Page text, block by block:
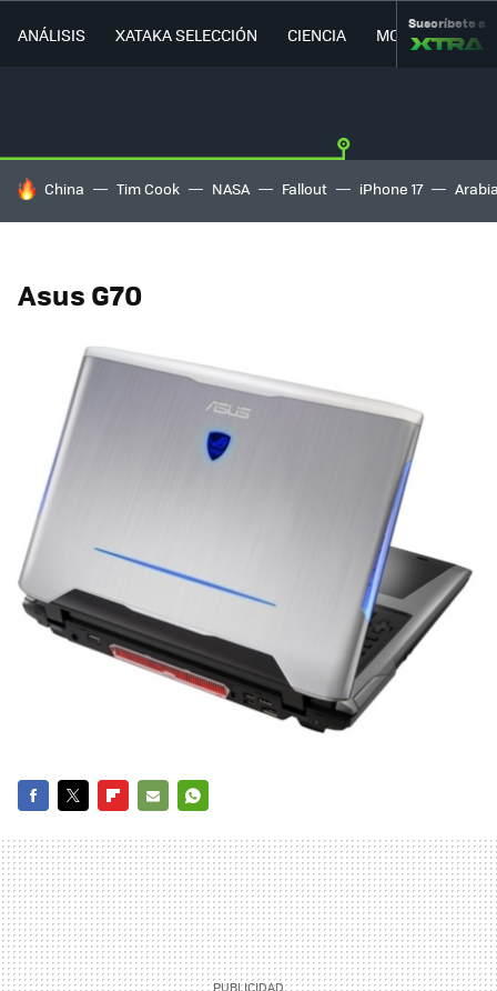
ANÁLISIS XATAKA SELECCIÓN CIENCIA MOVILIDAD
Suscríbete a
HOY SE HABLA DE
China Tim Cook NASA Fallout iPhone 17
Asus G70
MAIL